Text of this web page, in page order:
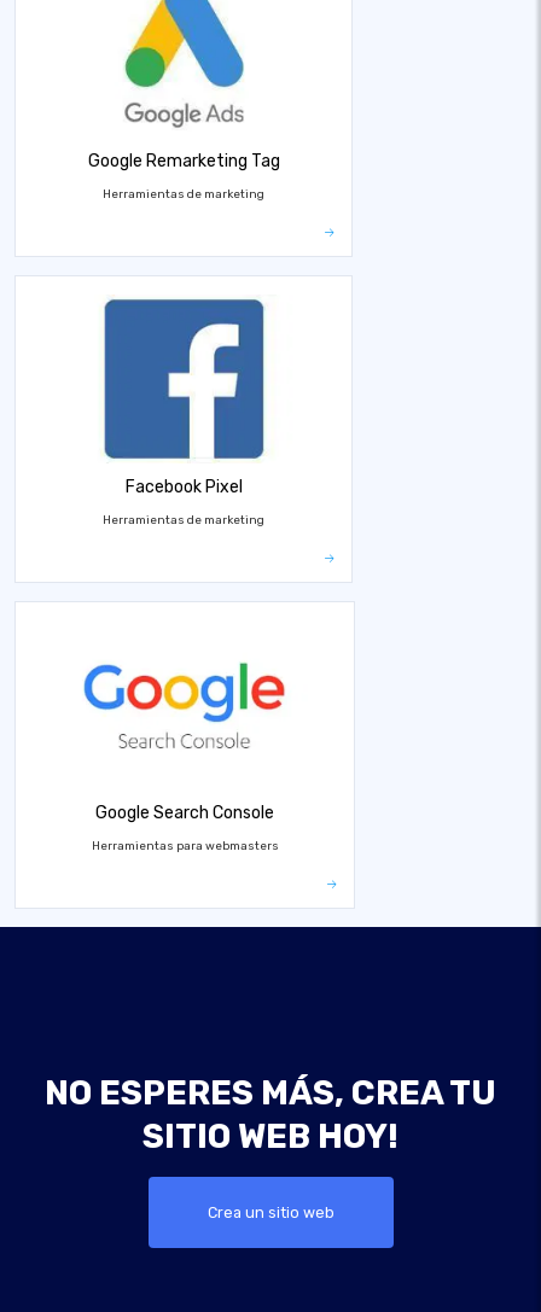
Google Remarketing Tag
Herramientas de marketing
Facebook Pixel
Herramientas de marketing
Google Search Console
Herramientas para webmasters
NO ESPERES MÁS, CREA TU
SITIO WEB HOY!
Crea un sitio web